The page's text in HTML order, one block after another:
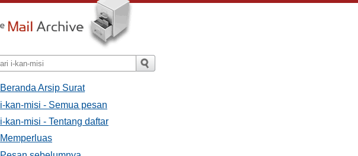
Beranda Arsip Surat
i-kan-misi - Semua pesan
i-kan-misi - Tentang daftar
Memperluas